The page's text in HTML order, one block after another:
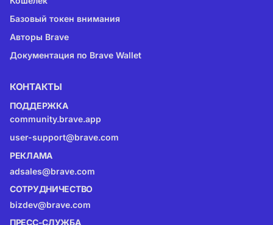
Базовый токен внимания
Авторы Brave
Документация по Brave Wallet
КОНТАКТЫ
ПОДДЕРЖКА
community.brave.app
user-support@brave.com
РЕКЛАМА
adsales@brave.com
СОТРУДНИЧЕСТВО
bizdev@brave.com
ПРЕСС-СЛУЖБА